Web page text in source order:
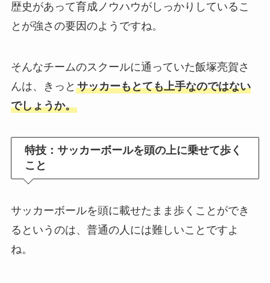
歴史があって育成ノウハウがしっかりしているこ
とが強さの要因のようですね。
そんなチームのスクールに通っていた飯塚亮賀さ
んは、きっと サッカーもとても上手なのではない
でしょうか。
特技：サッカーボールを頭の上に乗せて歩く
こと
サッカーボールを頭に載せたまま歩くことができ
るというのは、普通の人には難しいことですよ
ね。